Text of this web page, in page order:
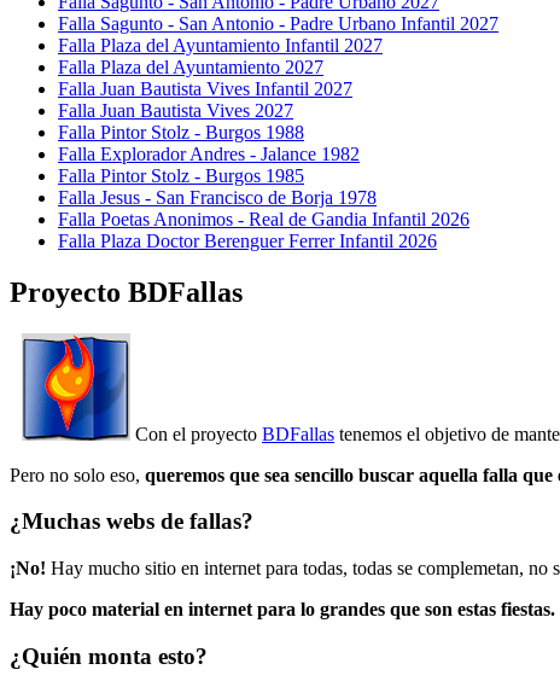
Falla Sagunto - San Antonio - Padre Urbano Infantil 2027
Falla Plaza del Ayuntamiento Infantil 2027
Falla Plaza del Ayuntamiento 2027
Falla Juan Bautista Vives Infantil 2027
Falla Juan Bautista Vives 2027
Falla Pintor Stolz - Burgos 1988
Falla Explorador Andres - Jalance 1982
Falla Pintor Stolz - Burgos 1985
Falla Jesus - San Francisco de Borja 1978
Falla Poetas Anonimos - Real de Gandia Infantil 2026
Falla Plaza Doctor Berenguer Ferrer Infantil 2026
Proyecto BDFallas
Con el proyecto BDFallas tenemos el objetivo de
Pero no solo eso, queremos que sea sencillo buscar aquella falla que
¿Muchas webs de fallas?
¡No! Hay mucho sitio en internet para todas, todas se complemetan, no
Hay poco material en internet para lo grandes que son estas fiestas.
¿Quién monta esto?